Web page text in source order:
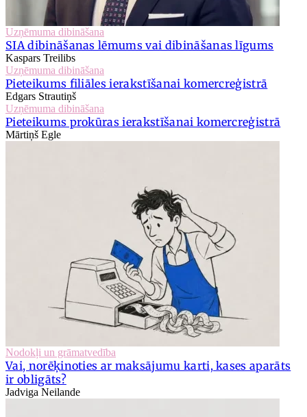
Uzņēmuma dibināšana
SIA dibināšanas lēmums vai dibināšanas līgums
Kaspars Treilibs
Uzņēmuma dibināšana
Pieteikums filiāles ierakstīšanai komercreģistrā
Edgars Strautiņš
Uzņēmuma dibināšana
Pieteikums prokūras ierakstīšanai komercreģistrā
Mārtiņš Egle
Nodokļi un grāmatvedība
Vai, norēķinoties ar maksājumu karti, kases aparāts
ir obligāts?
Jadviga Neilande